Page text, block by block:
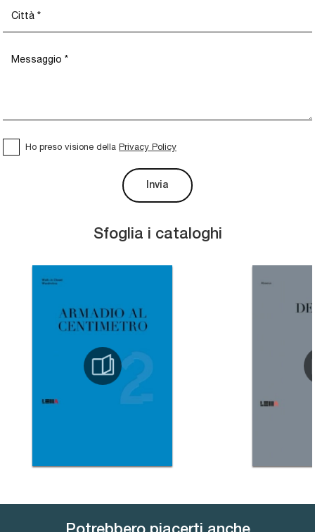
Sfoglia i cataloghi
Ho preso visione della Privacy Policy
Invia